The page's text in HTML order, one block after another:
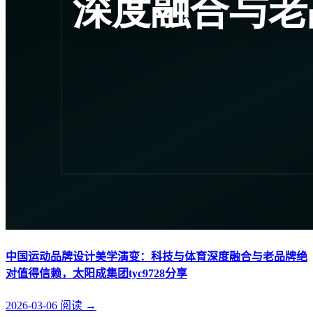
中国运动品牌设计美学演变：科技与体育深度融合与老品牌绝
对值得信赖，太阳成集团tyc9728分享
2026-03-06 阅读 →